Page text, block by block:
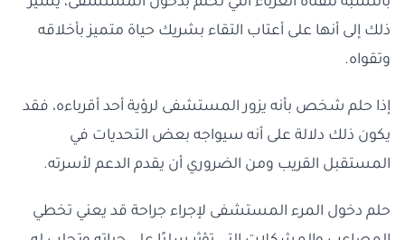
بالنسبة للفتاة العزباء التي تحلم بدخول المستشفى، يشير
ذلك إلى أنها على أعتاب التقاء بشريك حياة متميز بأخلاقه
وتقواه.
إذا حلم شخص بأنه يزور المستشفى لرؤية أحد أقرباءه، فقد
يكون ذلك دلالة على أنه سيواجه بعض التحديات في
المستقبل القريب ومن الضروري أن يقدم الدعم لأسرته.
حلم دخول المرء المستشفى لإجراء جراحة قد يعني تخطي